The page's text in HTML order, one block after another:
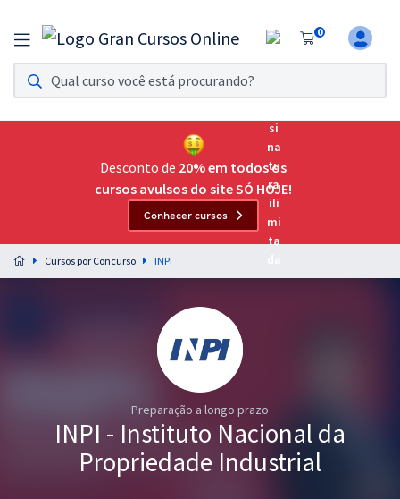
0
Assinatura Ilimitada 11
Acesso a todos os cursos. Teste grátis por 7 dias!
Assinatura OAB Até Passar
Acesso ilimitado a toda preparação para o Exame da
Preparação completa e intensiva para as principais
residências em saúde do Brasil
Graduação
Desconto de 20% em todos os
cursos avulsos do site SÓ HOJE!
Conhecer cursos
Cursos por Concurso INPI
Preparação a longo prazo
INPI - Instituto Nacional da
Propriedade Industrial